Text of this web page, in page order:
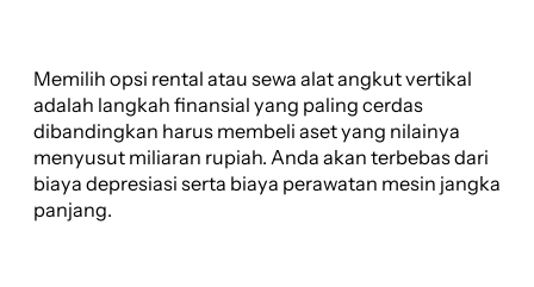
Memilih opsi rental atau sewa alat angkut vertikal
adalah langkah finansial yang paling cerdas
dibandingkan harus membeli aset yang nilainya
menyusut miliaran rupiah. Anda akan terbebas dari
biaya depresiasi serta biaya perawatan mesin jangka
panjang.